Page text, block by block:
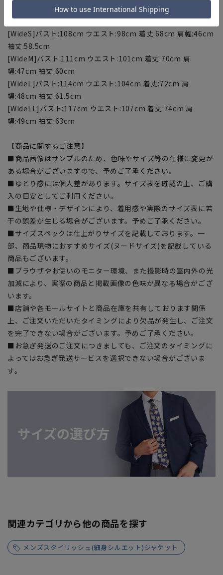
[LL]バスト:112cm ウエスト:100cm 着丈:74cm 肩幅:47cm 袖
丈:63cm
[WideS]バスト:108cm ウエスト:98cm 着丈:68cm 肩幅:46cm
袖丈:58.5cm
[WideM]バスト:111cm ウエスト:101cm 着丈:70cm 肩
幅:47cm 袖丈:60cm
[WideL]バスト:114cm ウエスト:104cm 着丈:72cm 肩
幅:48cm 袖丈:61.5cm
[WideLL]バスト:117cm ウエスト:107cm 着丈:74cm 肩
幅:49cm 袖丈:63cm
【商品に関するご注意】
■商品画像はサンプルのため、色味やサイズ等の仕様に変更が
ある場合がございますので、予めご了承ください。
■ゆとり感には個人差があります。サイズ表を確認の上、ご購
入の目安としてご利用ください。
■生地や仕様・デザインにより、着用感や実際のサイズ表に若
干の誤差が生じる場合がございます。予めご了承ください。
■サイズスペックは仕上がりサイズを記載しております。一
部、商品現物におすすめサイズ(ヌードサイズ)を記載している
商品もございます。
■ブラウザやお使いのモニター環境、また撮影時の室内外の光
加減により、実際の商品と掲載画像の色味が異なる場合がござ
います。
■店舗や各モールサイトと商品在庫を共有しております関係
上、ご注文いただいたタイミングにより欠品が発生し、ご注文
を完了できない場合がございます。予めご了承ください。
■お急ぎ発送のご注文につきましても、ご注文のタイミングに
よってはお急ぎ発送サービスを選択できない場合がございま
す。
関連カテゴリから他の商品を探す
メンズスタイリッシュ(細身シルエット)ジャケット